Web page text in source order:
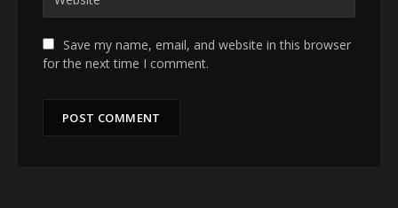
Save my name, email, and website in this browser
for the next time I comment.